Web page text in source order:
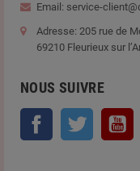
Email: service-
Adresse: 205 rue de
69210 Fleurieux sur
NOUS SUIVRE
Facebook Twitter